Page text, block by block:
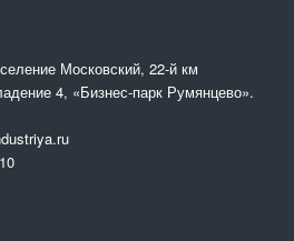
Московский, 22-й км
4, «Бизнес-парк Румянцево».